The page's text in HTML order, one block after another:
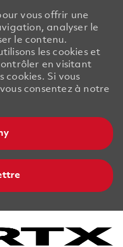
vous offrir une
analyser le
le contenu.
les cookies et
en visitant
cookies. Si vous
consentez à notre